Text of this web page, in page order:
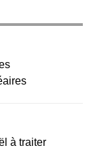
à traiter